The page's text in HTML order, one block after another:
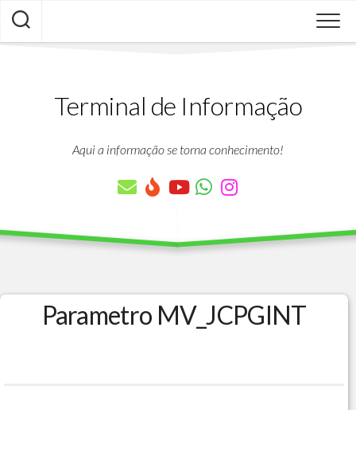
Skip
content
Terminal de Informação
Aqui a informação se torna conhecimento!
Parametro MV_JCPGINT